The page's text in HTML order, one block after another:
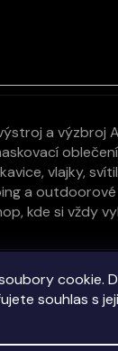
cookie.
souhlas s
a výzbroj
vlajky,
a outdoorové
kde si vždy